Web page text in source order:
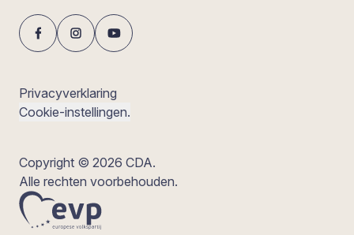
Privacyverklaring
Cookie-instellingen.
Copyright © 2026 CDA.
Alle rechten voorbehouden.